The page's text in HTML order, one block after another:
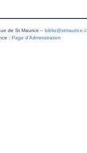
de St Maurice –
: Page d’Administration